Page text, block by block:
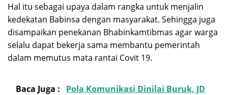
Hal itu sebagai upaya dalam rangka untuk menjalin
kedekatan Babinsa dengan masyarakat. Sehingga juga
disampaikan penekanan Bhabinkamtibmas agar warga
selalu dapat bekerja sama membantu pemerintah
dalam memutus mata rantai Covit 19.
Baca Juga :
Pola Komunikasi Dinilai Buruk, JD